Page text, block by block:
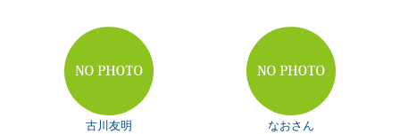
古川友明 なおさん